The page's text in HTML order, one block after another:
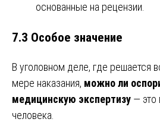
основанные на рецензии.
7.3 Особое значение
В уголовном деле, где решается
мере наказания, можно ли
медицинскую экспертизу — это
человека.